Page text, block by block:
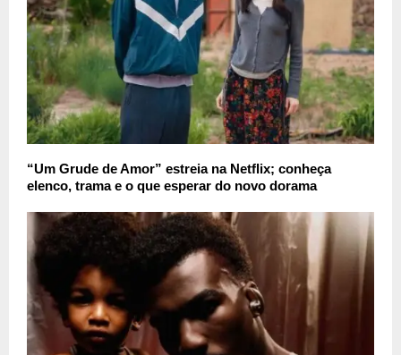
“Um Grude de Amor” estreia na Netflix; conheça
elenco, trama e o que esperar do novo dorama